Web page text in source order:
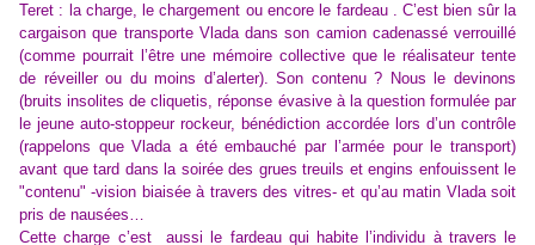
Teret : la charge, le chargement ou encore le fardeau . C’est bien sûr la
cargaison que transporte Vlada dans son camion cadenassé verrouillé
(comme pourrait l’être une mémoire collective que le réalisateur tente
de réveiller ou du moins d’alerter). Son contenu ? Nous le devinons
(bruits insolites de cliquetis, réponse évasive à la question formulée par
le jeune auto-stoppeur rockeur, bénédiction accordée lors d’un contrôle
(rappelons que Vlada a été embauché par l’armée pour le transport)
avant que tard dans la soirée des grues treuils et engins enfouissent le
"contenu" -vision biaisée à travers des vitres- et qu’au matin Vlada soit
pris de nausées…
Cette charge c’est aussi le fardeau qui habite l’individu à travers le